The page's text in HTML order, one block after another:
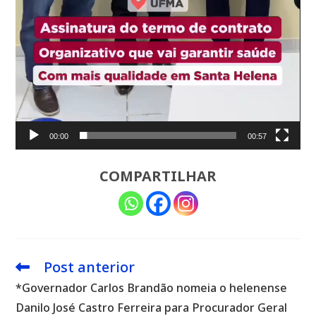
00:00 00:57
COMPARTILHAR
Leia
artigos
Post anterior
*Governador Carlos Brandão nomeia o helenense
Danilo José Castro Ferreira para Procurador Geral